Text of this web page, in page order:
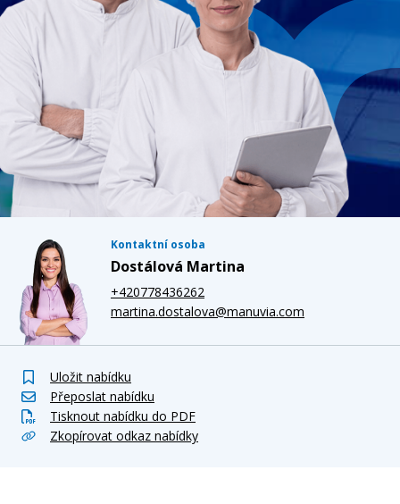
Kontaktní osoba
Dostálová Martina
+420778436262
martina.dostalova@manuvia.com
Uložit nabídku
Přeposlat nabídku
Tisknout nabídku do PDF
Zkopírovat odkaz nabídky